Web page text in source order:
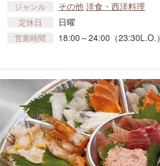
ジャンル その他 洋食・西洋料理
定休日 日曜
営業時間 18:00～24:00（23:30L.O.）